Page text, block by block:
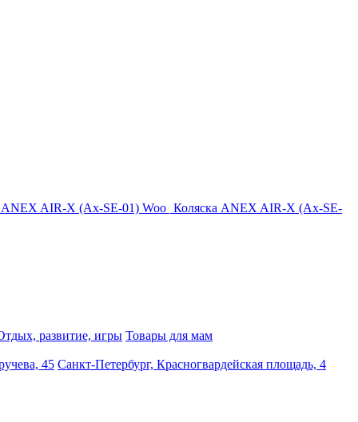
ANEX AIR-X (Ax-SE-01) Woo Коляска ANEX AIR-X (Ax-SE-
развитие, игры Товары для мам
45 Санкт-Петербург, Красногвардейская площадь, 4